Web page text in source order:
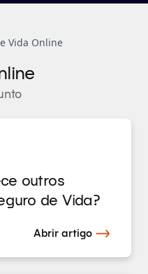
Vida Online
outros
de Vida?
Abrir artigo